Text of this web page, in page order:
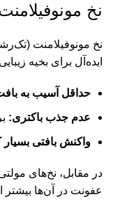
نخ
نخ مونوفیلامنت
ایده‌آل برای بخیه
حداقل آسیب به
عدم جذب باکتری:
واکنش بافتی
در مقابل، نخ‌های
عفونت در آن‌ها